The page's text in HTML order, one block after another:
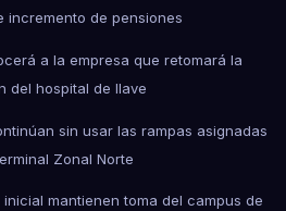
incremento de pensiones
a la empresa que retomará la
del hospital de Ilave
sin usar las rampas asignadas
Zonal Norte
mantienen toma del campus de